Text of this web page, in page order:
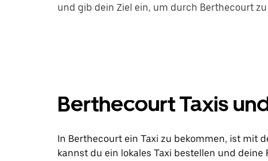
und gib dein Ziel ein, um durch Berthecourt
Berthecourt Taxis
In Berthecourt ein Taxi zu bekommen, ist mit
kannst du ein lokales Taxi bestellen und